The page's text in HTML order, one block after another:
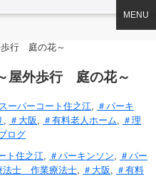
MENU
行 庭の花～
外歩行 庭の花～
ーパーコート住之江, ＃パーキ
, ＃大阪, ＃有料老人ホーム, ＃理
ログ
ト住之江, ＃パーキンソン, ＃パー
法士 作業療法士, ＃大阪, ＃有料